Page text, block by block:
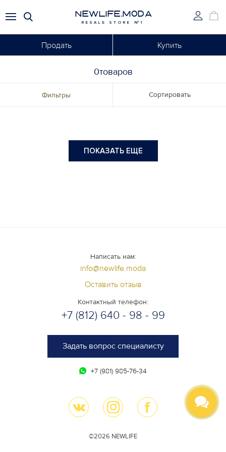
NEWLIFE.MODA
RESALE STORE №1
Продать Купить
0товаров
Фильтры Сортировать
ПОКАЗАТЬ ЕЩЕ
Написать нам:
info@newlife.moda
Оставить отзыв
Контактный телефон:
+7 (812) 640 - 98 - 99
Задать вопрос специалисту
+7 (981) 985-76-34
©2026 NEWLIFE